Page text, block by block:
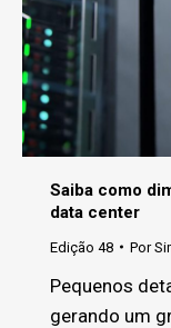
Saiba como
data center
Edição 48 Por
Pequenos
gerando um